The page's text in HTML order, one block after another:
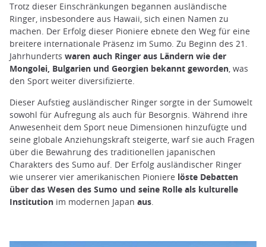
Trotz dieser Einschränkungen begannen ausländische
Ringer, insbesondere aus Hawaii, sich einen Namen zu
machen. Der Erfolg dieser Pioniere ebnete den Weg für eine
breitere internationale Präsenz im Sumo. Zu Beginn des 21.
Jahrhunderts waren auch Ringer aus Ländern wie der
Mongolei, Bulgarien und Georgien bekannt geworden, was
den Sport weiter diversifizierte.
Dieser Aufstieg ausländischer Ringer sorgte in der Sumowelt
sowohl für Aufregung als auch für Besorgnis. Während ihre
Anwesenheit dem Sport neue Dimensionen hinzufügte und
seine globale Anziehungskraft steigerte, warf sie auch Fragen
über die Bewahrung des traditionellen japanischen
Charakters des Sumo auf. Der Erfolg ausländischer Ringer
wie unserer vier amerikanischen Pioniere löste Debatten
über das Wesen des Sumo und seine Rolle als kulturelle
Institution im modernen Japan aus